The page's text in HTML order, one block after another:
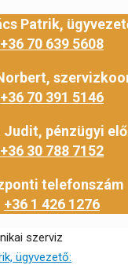
Patrik,
+36 70 639 5608
+36 70 391 5146
Judit, pénzügyi
+36 30 788 7152
telefonszám
+36 1 426 1276
szerviz
ügyvezető: